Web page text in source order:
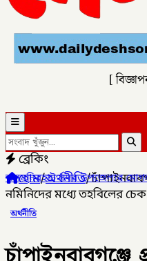
[
ব্রেকিং
উপজেলার মোগলহাট ইউনিয়নে
হোম/অর্থনীতি/
নমিনিদের মধ্যে তহবিলের চেক
অর্থনীতি